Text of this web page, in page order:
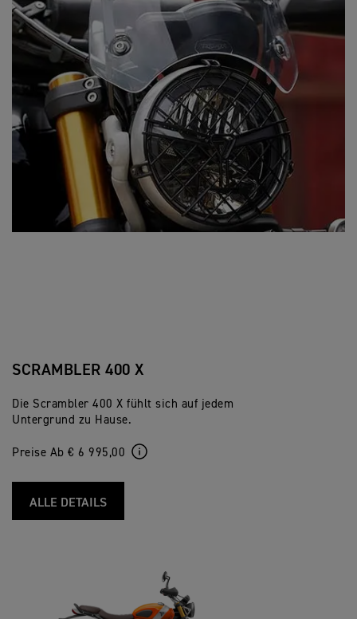
SCRAMBLER 400 X
Die Scrambler 400 X fühlt sich auf jedem
Untergrund zu Hause.
Preise Ab € 6 995,00
ALLE DETAILS